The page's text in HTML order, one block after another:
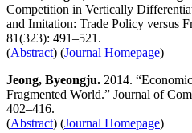
Competition in Vertically
and Imitation: Trade Policy versus
81(323): 491–521.
(Abstract) (Journal Homepage)
Jeong, Byeongju. 2014.
Fragmented World.” Journal of
402–416.
(Abstract) (Journal Homepage)